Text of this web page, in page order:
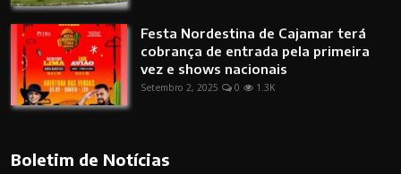
Festa Nordestina de Cajamar terá
cobrança de entrada pela primeira
vez e shows nacionais
Setembro 2, 2025
0 1.3K
Boletim de Notícias